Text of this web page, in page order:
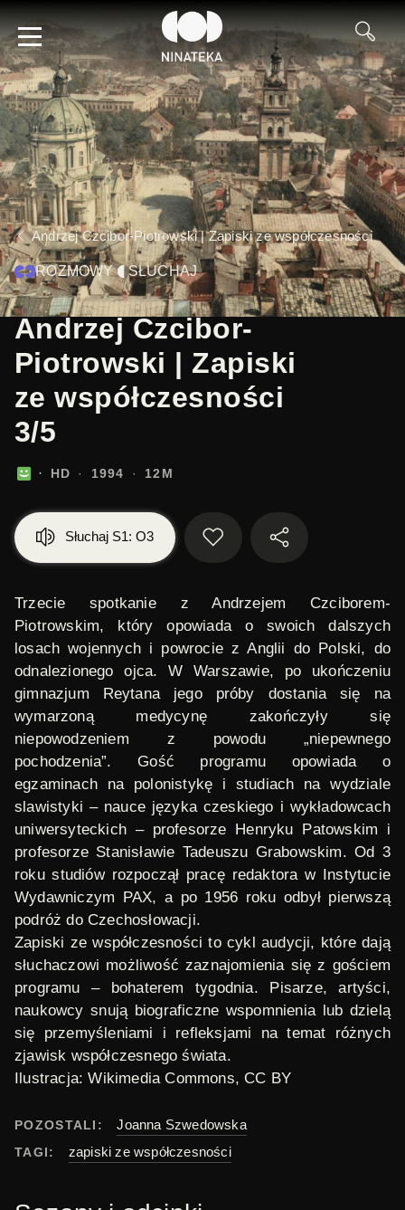
Andrzej Czcibor-Piotrowski | Zapiski ze współczesności
ROZMOWY SŁUCHAJ
Andrzej Czcibor-
Piotrowski | Zapiski
ze współczesności
3/5
HD 1994 12M
Słuchaj S1: O3
Trzecie spotkanie z Andrzejem Czciborem-
Piotrowskim, który opowiada o swoich dalszych
losach wojennych i powrocie z Anglii do Polski, do
odnalezionego ojca. W Warszawie, po ukończeniu
gimnazjum Reytana jego próby dostania się na
wymarzoną medycynę zakończyły się
niepowodzeniem z powodu „niepewnego
pochodzenia”. Gość programu opowiada o
egzaminach na polonistykę i studiach na wydziale
slawistyki – nauce języka czeskiego i wykładowcach
uniwersyteckich – profesorze Henryku Patowskim i
profesorze Stanisławie Tadeuszu Grabowskim. Od 3
roku studiów rozpoczął pracę redaktora w Instytucie
Wydawniczym PAX, a po 1956 roku odbył pierwszą
podróż do Czechosłowacji.
Zapiski ze współczesności to cykl audycji, które dają
słuchaczowi możliwość zaznajomienia się z gościem
programu – bohaterem tygodnia. Pisarze, artyści,
naukowcy snują biograficzne wspomnienia lub dzielą
się przemyśleniami i refleksjami na temat różnych
zjawisk współczesnego świata.
Ilustracja:Wikimedia Commons, CC BY
POZOSTALI: Joanna Szwedowska
TAGI: zapiski ze współczesności